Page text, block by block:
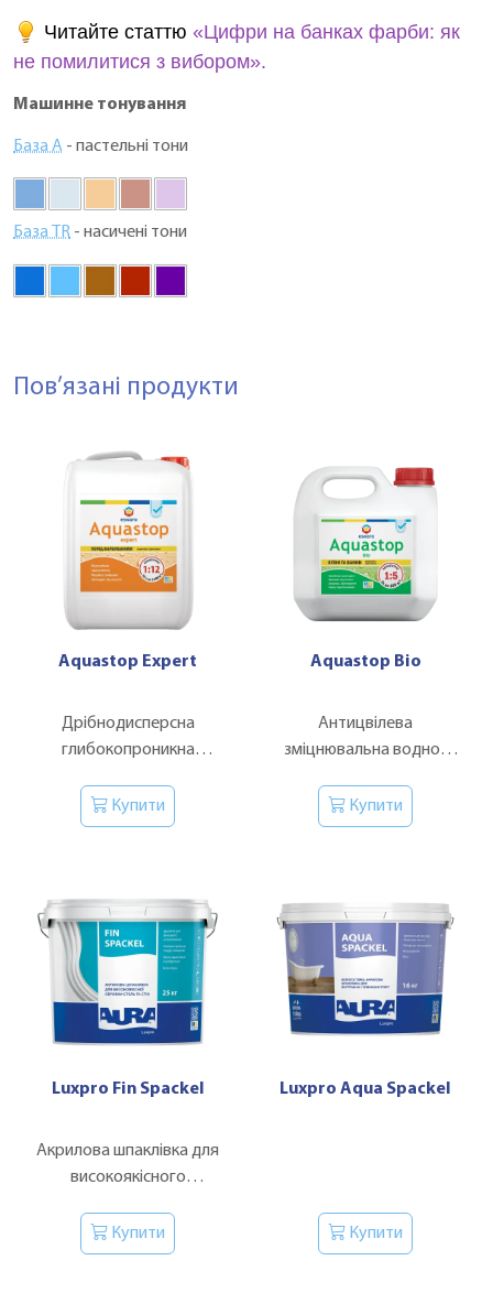
Читайте статтю «Цифри на банках фарби: як
не помилитися з вибором».
Машинне тонування
База А - пастельні тони
База TR - насичені тони
Пов’язані продукти
Aquastop Expert
Дрібнодисперсна
глибокопроникна
Купити
Aquastop Bio
Антицвілева
зміцнювальна водно-
концентрат.
Купити
Luxpro Fin Spaсkel
Акрилова шпаклівка для
високоякісного
Купити
Luxpro Aqua Spackel
Купити